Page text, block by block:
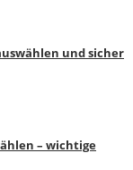
und sicher
– wichtige